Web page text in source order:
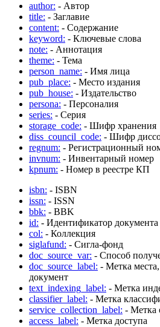
author: - Автор
title: - Заглавие
content: - Содержание
keyword: - Ключевые слова
note: - Аннотация
theme: - Тема
person_name: - Имя лица
pub_place: - Место издания
pub_house: - Издательство
persona: - Персоналия
series: - Серия
storage_code: - Шифр хранения
diss_council_code: - Шифр
regnum: - Регистрационный
invnum: - Инвентарный номер
kpnum: - Номер в реестре КП
isbn: - ISBN
issn: - ISSN
bbk: - BBK
id: - Идентификатор документа
col: - Коллекция
siglafund: - Сигла-фонд
doc_source_var: - Способ
doc_source_label: - Метка
документ
text_indexing_label: - Метка
classifier_label: - Метка
service_collection_label: - Метка
access_label: - Метка доступа